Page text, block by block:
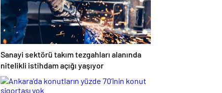
Sanayi sektörü takım tezgahları alanında
nitelikli istihdam açığı yaşıyor